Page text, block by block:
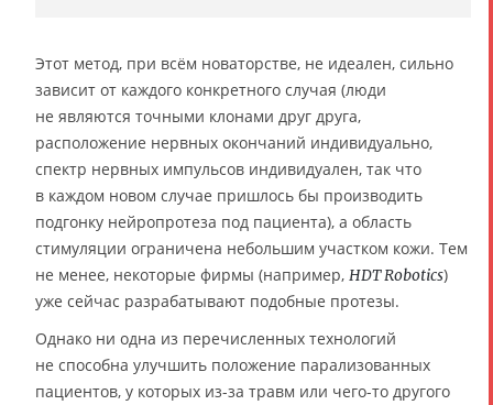
Этот метод, при всём новаторстве, не идеален, сильно
зависит от каждого конкретного случая (люди
не являются точными клонами друг друга,
расположение нервных окончаний индивидуально,
спектр нервных импульсов индивидуален, так что
в каждом новом случае пришлось бы производить
подгонку нейропротеза под пациента), а область
стимуляции ограничена небольшим участком кожи. Тем
не менее, некоторые фирмы (например, HDT Robotics)
уже сейчас разрабатывают подобные протезы.
Однако ни одна из перечисленных технологий
не способна улучшить положение парализованных
пациентов, у которых из-за травм или чего-то другого